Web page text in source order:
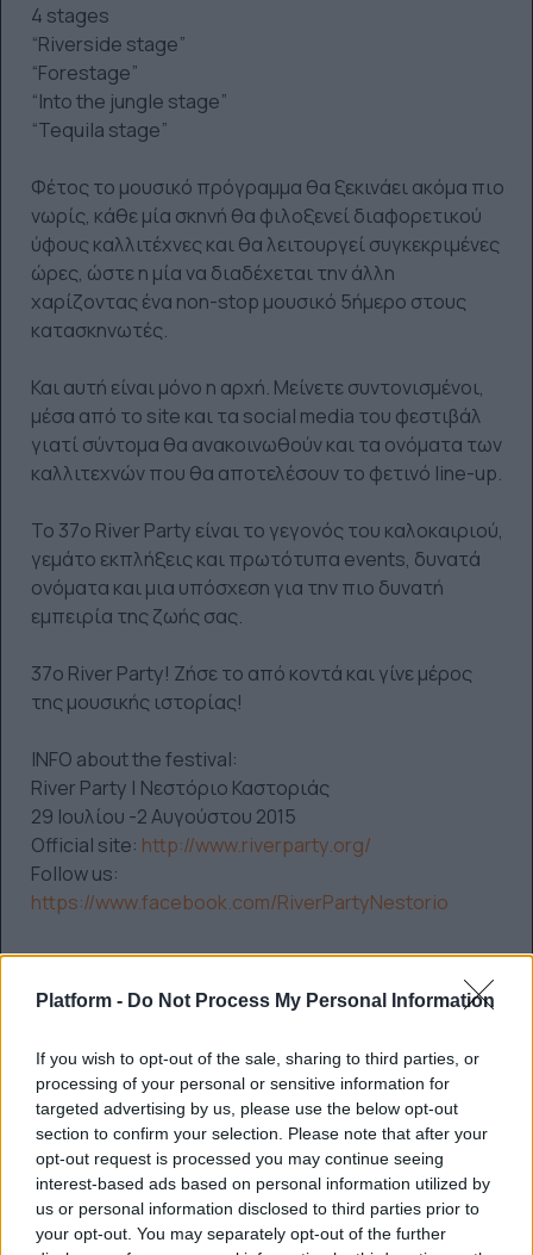
Platform - Do Not Process My Personal Information
If you wish to opt-out of the sale, sharing to third parties, or
processing of your personal or sensitive information for
targeted advertising by us, please use the below opt-out
section to confirm your selection. Please note that after your
opt-out request is processed you may continue seeing
interest-based ads based on personal information utilized by
us or personal information disclosed to third parties prior to
your opt-out. You may separately opt-out of the further
4 stages
“Riverside stage”
“Forestage”
“Into the jungle stage”
“Tequila stage”
Φέτος το μουσικό πρόγραμμα θα ξεκινάει ακόμα πιο
νωρίς, κάθε μία σκηνή θα φιλοξενεί διαφορετικού
ύφους καλλιτέχνες και θα λειτουργεί συγκεκριμένες
ώρες, ώστε η μία να διαδέχεται την άλλη
χαρίζοντας ένα non-stop μουσικό 5ήμερο στους
κατασκηνωτές.
Και αυτή είναι μόνο η αρχή. Μείνετε συντονισμένοι,
μέσα από το site και τα social media του φεστιβάλ
γιατί σύντομα θα ανακοινωθούν και τα ονόματα των
καλλιτεχνών που θα αποτελέσουν το φετινό line-up.
Το 37ο River Party είναι το γεγονός του καλοκαιριού,
γεμάτο εκπλήξεις και πρωτότυπα events, δυνατά
ονόματα και μια υπόσχεση για την πιο δυνατή
εμπειρία της ζωής σας.
37ο River Party! Ζήσε το από κοντά και γίνε μέρος
της μουσικής ιστορίας!
INFO about the festival:
River Party | Νεστόριο Καστοριάς
29 Ιουλίου -2 Αυγούστου 2015
Official site: http://www.riverparty.org/
Follow us:
https://www.facebook.com/RiverPartyNestorio
ΠΡΟΗΓΟΎΜΕΝΟ ΆΡΘΡΟ: ΕΊΝΑΙ Ο PHARRELL...
ΠΡΟΗΓ ΕΠΌΜΕΝΟ ΆΡΘΡΟ:
ΕΠΌΜΕΝΟ
0 SHARE
facebook messenger
twitter
whatsapp
email
Ακολούθησε το platform.gr στο Google News και μάθε
πρώτος όλα τα τελευταία trends